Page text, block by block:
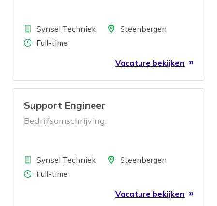
BedrijfSynsel Techniek LocatieSteenbergen
Aantal uren
Full-time
Vacature bekijken
Support Engineer
Bedrijfsomschrijving:
BedrijfSynsel Techniek LocatieSteenbergen
Aantal uren
Full-time
Vacature bekijken